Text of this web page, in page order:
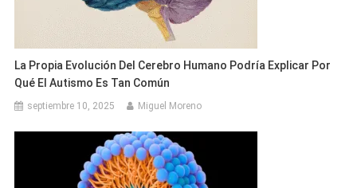
La Propia Evolución Del Cerebro Humano Podría Explicar Por
Qué El Autismo Es Tan Común
septiembre 10, 2025 Miguel Moreno